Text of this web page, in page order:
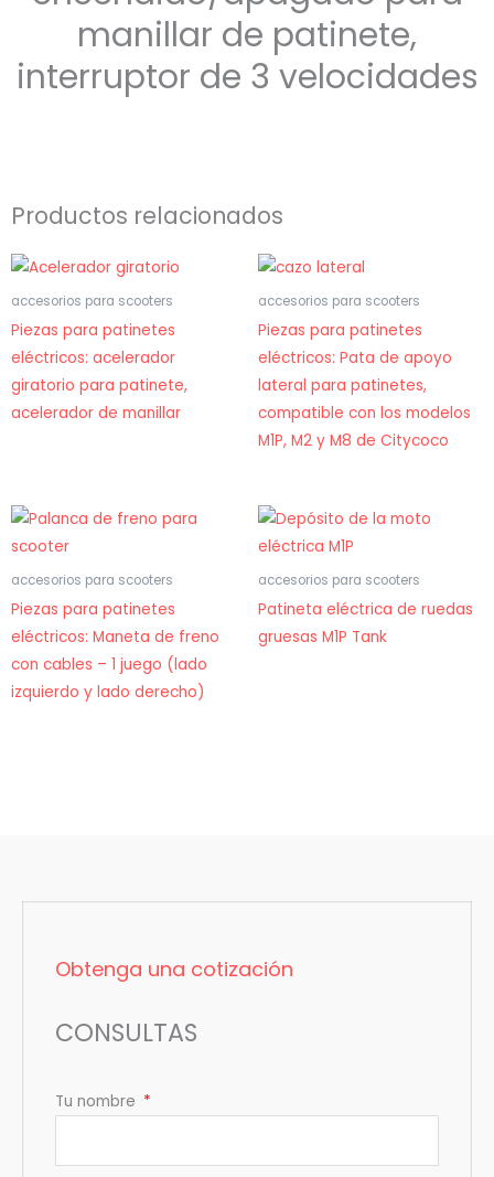
manillar de patinete,
interruptor de 3 velocidades
Productos relacionados
accesorios para scooters
Piezas para patinetes
eléctricos: acelerador
giratorio para patinete,
acelerador de manillar
accesorios para scooters
Piezas para patinetes
eléctricos: Pata de apoyo
lateral para patinetes,
compatible con los modelos
M1P, M2 y M8 de Citycoco
accesorios para scooters
Piezas para patinetes
eléctricos: Maneta de freno
con cables – 1 juego (lado
izquierdo y lado derecho)
accesorios para scooters
Patineta eléctrica de ruedas
gruesas M1P Tank
Obtenga una cotización
CONSULTAS
Tu nombre